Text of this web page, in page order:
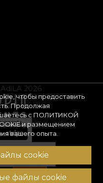
чтобы предоставить
Продолжая
с ПОЛИТИКОЙ
и размещением
вашего опыта.
cookie
файлы cookie
2026